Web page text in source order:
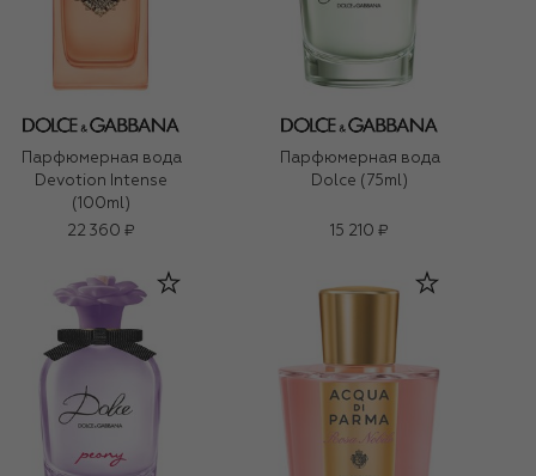
Парфюмерная вода
Devotion Intense
(100ml)
22 360 ₽
Парфюмерная вода
Dolce (75ml)
15 210 ₽